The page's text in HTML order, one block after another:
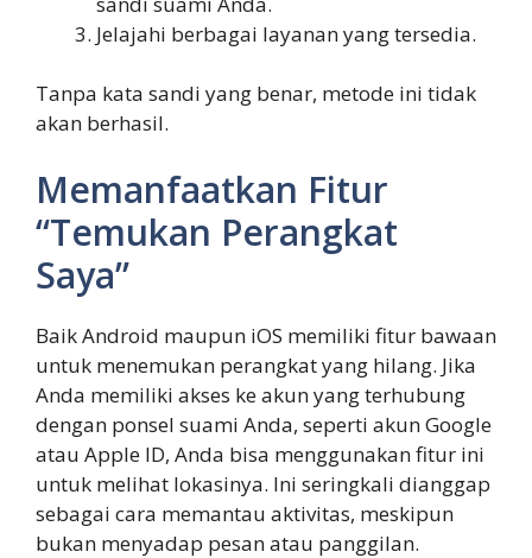
Jelajahi berbagai layanan yang tersedia.
Tanpa kata sandi yang benar, metode ini tidak
akan berhasil.
Memanfaatkan Fitur
“Temukan Perangkat
Saya”
Baik Android maupun iOS memiliki fitur bawaan
untuk menemukan perangkat yang hilang. Jika
Anda memiliki akses ke akun yang terhubung
dengan ponsel suami Anda, seperti akun Google
atau Apple ID, Anda bisa menggunakan fitur ini
untuk melihat lokasinya. Ini seringkali dianggap
sebagai cara memantau aktivitas, meskipun
bukan menyadap pesan atau panggilan.